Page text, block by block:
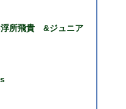
所飛貴 &ジュニア